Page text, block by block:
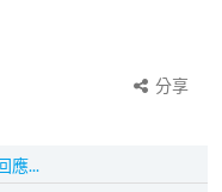
分享
應...